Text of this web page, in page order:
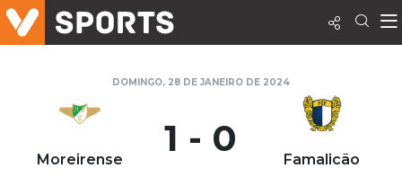
DOMINGO, 28 DE JANEIRO DE 2024
Moreirense 1 - 0 Famalicão